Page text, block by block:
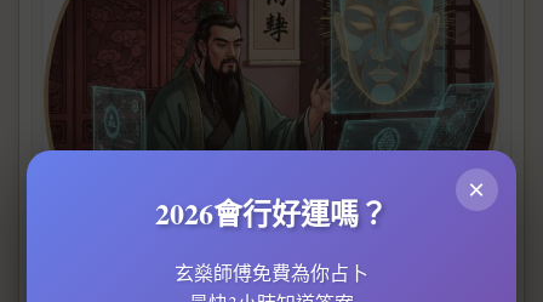
×
2026會行好運嗎？
玄燊師傅免費為你占卜